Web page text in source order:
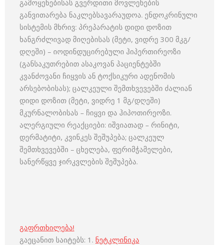
გამოყენებისას გვერდითი მოვლენების
განვითარება ნაკლებსავარაუდოა. ენდოკრინული
სისტემის მხრივ: პრეპარატის დიდი დოზით
ხანგრძლივად მიღებისას (მეტი, ვიდრე 300 მკგ/
დღეში) – იოდინდუცირებული ჰიპერთირეოზი
(განსაკუთრებით ასაკოვან პაციენტებში
კვანძოვანი ჩიყვის ან ტოქსიკური ადენომის
არსებობისას); ცალკეული შემთხვევებში ძალიან
დიდი დოზით (მეტი, ვიდრე 1 მგ/დღეში)
მკურნალობისას – ჩიყვი და ჰიპოთირეოზი.
ალერგიული რეაქციები: იშვიათად – რინიტი,
დერმატიტი, კვინკეს შეშუპება; ცალკეულ
შემთხვევებში – ცხელება, ფერიმჭამელები,
სანერწყვე ჯირკვლების შეშუპება.
გაფრთხილება!
გაეცანით საიტებს: 1. ნეტკლინიკა